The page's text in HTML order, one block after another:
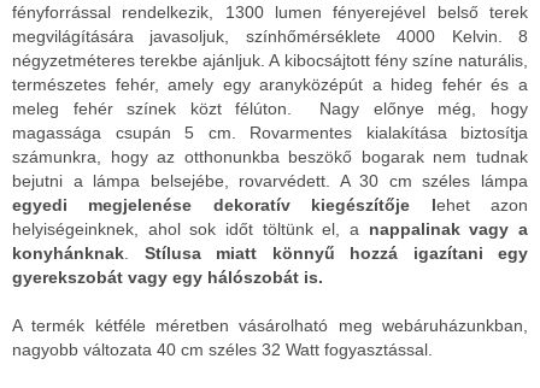
fényforrással rendelkezik, 1300 lumen fényerejével belső terek
megvilágítására javasoljuk, színhőmérséklete 4000 Kelvin. 8
négyzetméteres terekbe ajánljuk. A kibocsájtott fény színe naturális,
természetes fehér, amely egy aranyközépút a hideg fehér és a
meleg fehér színek közt félúton. Nagy előnye még, hogy
magassága csupán 5 cm. Rovarmentes kialakítása biztosítja
számunkra, hogy az otthonunkba beszökő bogarak nem tudnak
bejutni a lámpa belsejébe, rovarvédett. A 30 cm széles lámpa
egyedi megjelenése dekoratív kiegészítője lehet azon
helyiségeinknek, ahol sok időt töltünk el, a nappalinak vagy a
konyhánknak
Stílusa miatt könnyű hozzá igazítani egy
gyerekszobát vagy egy hálószobát is.
A termék kétféle méretben vásárolható meg webáruházunkban,
nagyobb változata 40 cm széles 32 Watt fogyasztással.